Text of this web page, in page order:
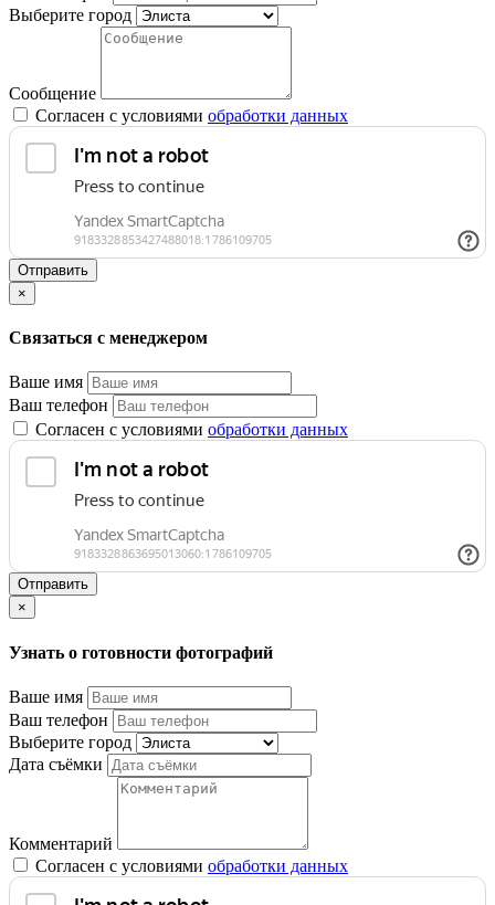
Выберите город
Сообщение
Согласен с условиями обработки данных
Отправить
×
Связаться с менеджером
Ваше имя
Ваш телефон
Согласен с условиями обработки данных
Отправить
×
Узнать о готовности фотографий
Ваше имя
Ваш телефон
Выберите город
Дата съёмки
Комментарий
Согласен с условиями обработки данных